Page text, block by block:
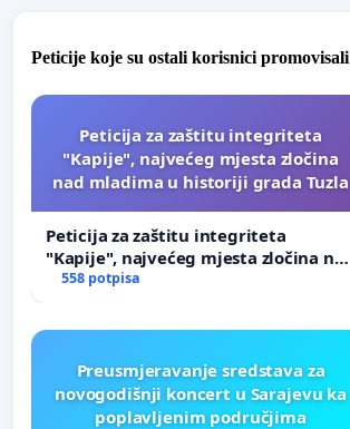
Peticije koje su ostali korisnici promovisali
Peticija za zaštitu integriteta
"Kapije", najvećeg mjesta zločina
nad mladima u historiji grada Tuzla
Peticija za zaštitu integriteta
"Kapije", najvećeg mjesta zločina nad
mladima u historiji grada Tuzla
558 potpisa
Preusmjeravanje sredstava za
novogodišnji koncert u Sarajevu ka
poplavljenim područjima